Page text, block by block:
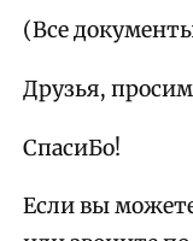
(Все
Друзья,
СпасиБо!
Если вы